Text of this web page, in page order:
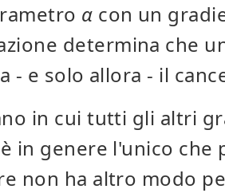
α con un
determina che
- e solo allora - il
in cui tutti gli altri
è in genere l'unico che
non ha altro modo